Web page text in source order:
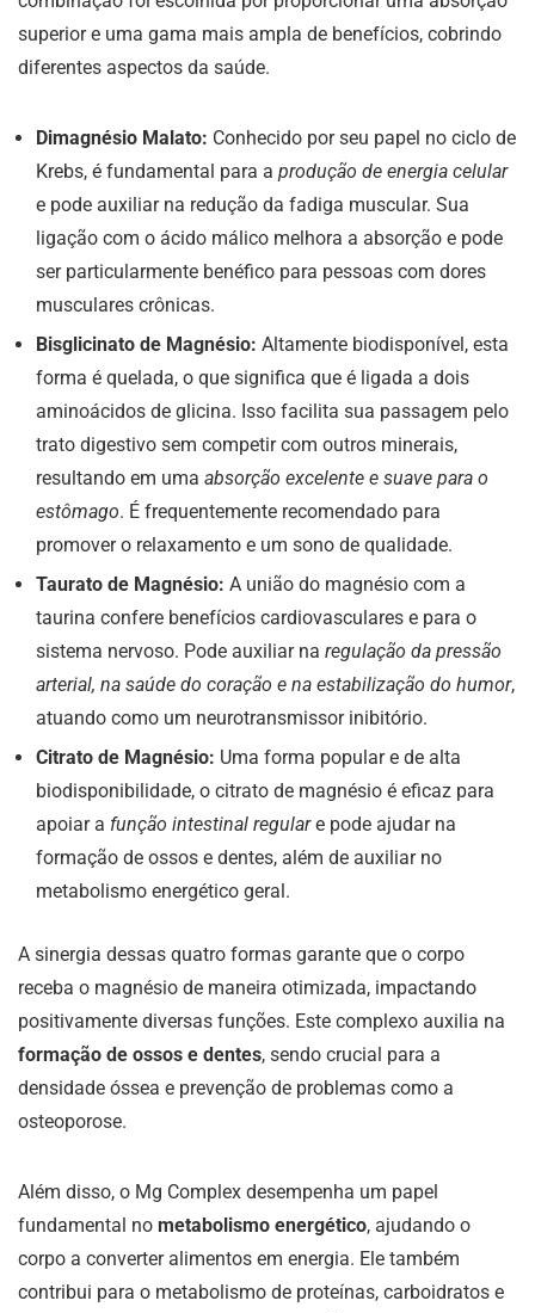
superior e uma gama mais ampla de benefícios, cobrindo
diferentes aspectos da saúde.
Dimagnésio Malato: Conhecido por seu papel no ciclo de
Krebs, é fundamental para a produção de energia celular
e pode auxiliar na redução da fadiga muscular. Sua
ligação com o ácido málico melhora a absorção e pode
ser particularmente benéfico para pessoas com dores
musculares crônicas.
Bisglicinato de Magnésio: Altamente biodisponível, esta
forma é quelada, o que significa que é ligada a dois
aminoácidos de glicina. Isso facilita sua passagem pelo
trato digestivo sem competir com outros minerais,
resultando em uma absorção excelente e suave para o
estômago. É frequentemente recomendado para
promover o relaxamento e um sono de qualidade.
Taurato de Magnésio: A união do magnésio com a
taurina confere benefícios cardiovasculares e para o
sistema nervoso. Pode auxiliar na regulação da pressão
arterial, na saúde do coração e na estabilização do humor,
atuando como um neurotransmissor inibitório.
Citrato de Magnésio: Uma forma popular e de alta
biodisponibilidade, o citrato de magnésio é eficaz para
apoiar a função intestinal regulare pode ajudar na
formação de ossos e dentes, além de auxiliar no
metabolismo energético geral.
A sinergia dessas quatro formas garante que o corpo
receba o magnésio de maneira otimizada, impactando
positivamente diversas funções. Este complexo auxilia na
formação de ossos e dentes, sendo crucial para a
densidade óssea e prevenção de problemas como a
osteoporose.
Além disso, o Mg Complex desempenha um papel
fundamental no metabolismo energético, ajudando o
corpo a converter alimentos em energia. Ele também
contribui para o metabolismo de proteínas, carboidratos e